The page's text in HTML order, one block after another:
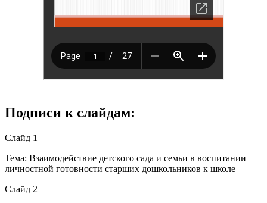
Подписи к слайдам:
Слайд 1
Тема: Взаимодействие детского сада и семьи в воспитании
личностной готовности старших дошкольников к школе
Слайд 2